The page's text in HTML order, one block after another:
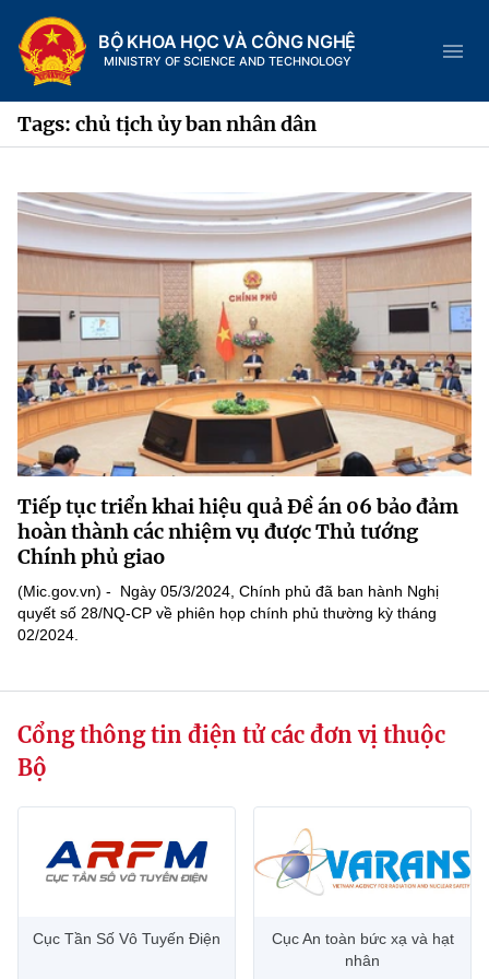
BỘ KHOA HỌC VÀ CÔNG NGHỆ
MINISTRY OF SCIENCE AND TECHNOLOGY
Danh mục
Trang chủ
Giới thiệu
Chức năng nhiệm vụ
Cơ cấu tổ chức
Lịch sử phát triển
Sở Khoa học và Công nghệ
Tin tức sự kiện
Khoa học và Công nghệ
Đổi mới sáng tạo
Chuyển đổi số
Sở hữu trí tuệ
Năng lượng nguyên tử
Tin địa phương
Dịch vụ công
Hệ thống văn bản
Văn bản QPPL
Văn bản chỉ đạo điều hành
Lấy ý kiến người dân về dự thảo VBQPPL
MST IOFFICE
THỐNG KÊ
Khoa học và Công nghệ
Chuyển đổi số
Bưu chính, Viễn thông
Tiêu chuẩn, đo lường, chất lượng
Năng lượng nguyên tử
Multimedia
Videos
Nhiệm vụ trọng tâm
Tags: chủ tịch ủy ban nhân dân
Tiếp tục triển khai hiệu quả Đề án 06 bảo đảm
hoàn thành các nhiệm vụ được Thủ tướng
Chính phủ giao
(Mic.gov.vn) - Ngày 05/3/2024, Chính phủ đã ban hành Nghị
quyết số 28/NQ-CP về phiên họp chính phủ thường kỳ tháng
02/2024.
Cổng thông tin điện tử các đơn vị thuộc
Bộ
Cục Tần Số Vô Tuyến Điện
Cục An toàn bức xạ và hạt
nhân